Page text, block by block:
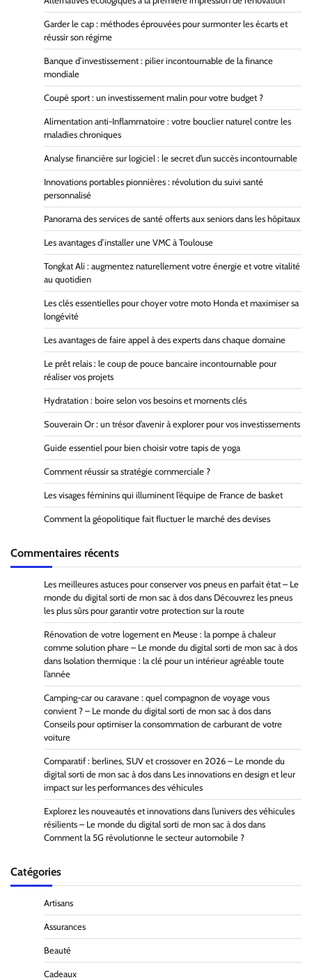
Garder le cap : méthodes éprouvées pour surmonter les écarts et
réussir son régime
Banque d’investissement : pilier incontournable de la finance
mondiale
Coupé sport : un investissement malin pour votre budget ?
Alimentation anti-Inflammatoire : votre bouclier naturel contre les
maladies chroniques
Analyse financière sur logiciel : le secret d’un succès incontournable
Innovations portables pionnières : révolution du suivi santé
personnalisé
Panorama des services de santé offerts aux seniors dans les hôpitaux
Les avantages d’installer une VMC à Toulouse
Tongkat Ali : augmentez naturellement votre énergie et votre vitalité
au quotidien
Les clés essentielles pour choyer votre moto Honda et maximiser sa
longévité
Les avantages de faire appel à des experts dans chaque domaine
Le prêt relais : le coup de pouce bancaire incontournable pour
réaliser vos projets
Hydratation : boire selon vos besoins et moments clés
Souverain Or : un trésor d’avenir à explorer pour vos investissements
Guide essentiel pour bien choisir votre tapis de yoga
Comment réussir sa stratégie commerciale ?
Les visages féminins qui illuminent l’équipe de France de basket
Comment la géopolitique fait fluctuer le marché des devises
Commentaires récents
Les meilleures astuces pour conserver vos pneus en parfait état – Le
monde du digital sorti de mon sac à dos dans Découvrez les pneus
les plus sûrs pour garantir votre protection sur la route
Rénovation de votre logement en Meuse : la pompe à chaleur
comme solution phare – Le monde du digital sorti de mon sac à dos
dans Isolation thermique : la clé pour un intérieur agréable toute
l’année
Camping-car ou caravane : quel compagnon de voyage vous
convient ? – Le monde du digital sorti de mon sac à dos dans
Conseils pour optimiser la consommation de carburant de votre
voiture
Comparatif : berlines, SUV et crossover en 2026 – Le monde du
digital sorti de mon sac à dos dans Les innovations en design et leur
impact sur les performances des véhicules
Explorez les nouveautés et innovations dans l’univers des véhicules
résilients – Le monde du digital sorti de mon sac à dos dans
Comment la 5G révolutionne le secteur automobile ?
Catégories
Artisans
Assurances
Beauté
Cadeaux